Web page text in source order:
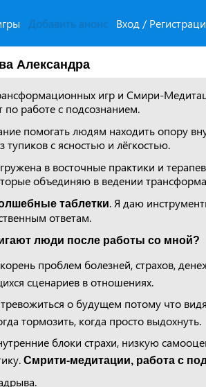
Добавить анонс Вход /
Александра
игр и Смири-
по работе с подсознанием.
помогать людям находить опору
тупиков с ясностью и лёгкостью.
в восточные практики и
объединяю в ведении
таблетки. Я даю
ответам.
люди после работы со мной?
проблем болезней, страхов,
сценариев в отношениях.
о будущем потому что
тормозить, когда просто выдохнуть.
блоки страхи, низкую
Смрити-медитации, работа с